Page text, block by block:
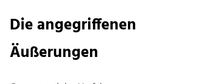
Die angegriffenen
Äußerungen